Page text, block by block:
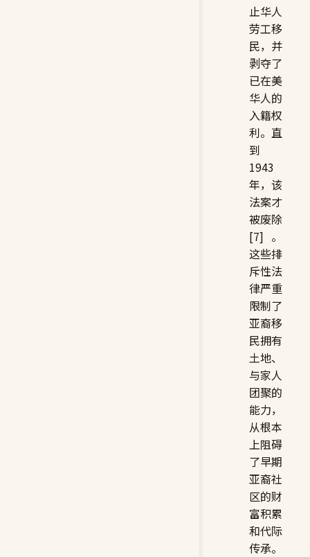
止华人
劳工移
民，并
剥夺了
已在美
华人的
入籍权
利。直
到
1943
年，该
法案才
被废除
[7]。
这些排
斥性法
律严重
限制了
亚裔移
民拥有
土地、
与家人
团聚的
能力，
从根本
上阻碍
了早期
亚裔社
区的财
富积累
和代际
传承。